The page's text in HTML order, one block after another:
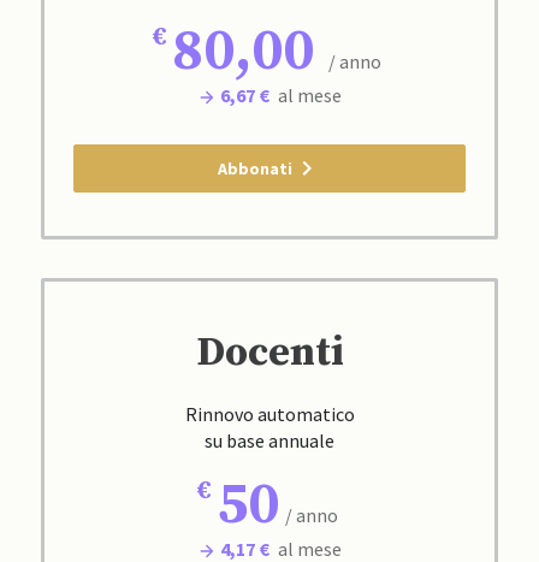
80,00
/ anno
6,67 € al mese
Abbonati
Docenti
Rinnovo automatico
su base annuale
50 / anno
4,17 € al mese